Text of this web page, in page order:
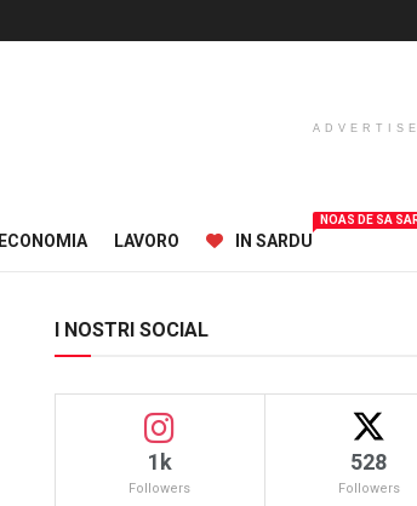
ECONOMIA LAVORO IN SARDU
NOAS DE SA
I NOSTRI SOCIAL
1k
Followers
528
Followers